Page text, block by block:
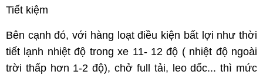
Tiết kiệm
Bên cạnh đó, với hàng loạt điều kiện bất lợi như thời
tiết lạnh nhiệt độ trong xe 11- 12 độ ( nhiệt độ ngoài
trời thấp hơn 1-2 độ), chở full tải, leo dốc... thì mức